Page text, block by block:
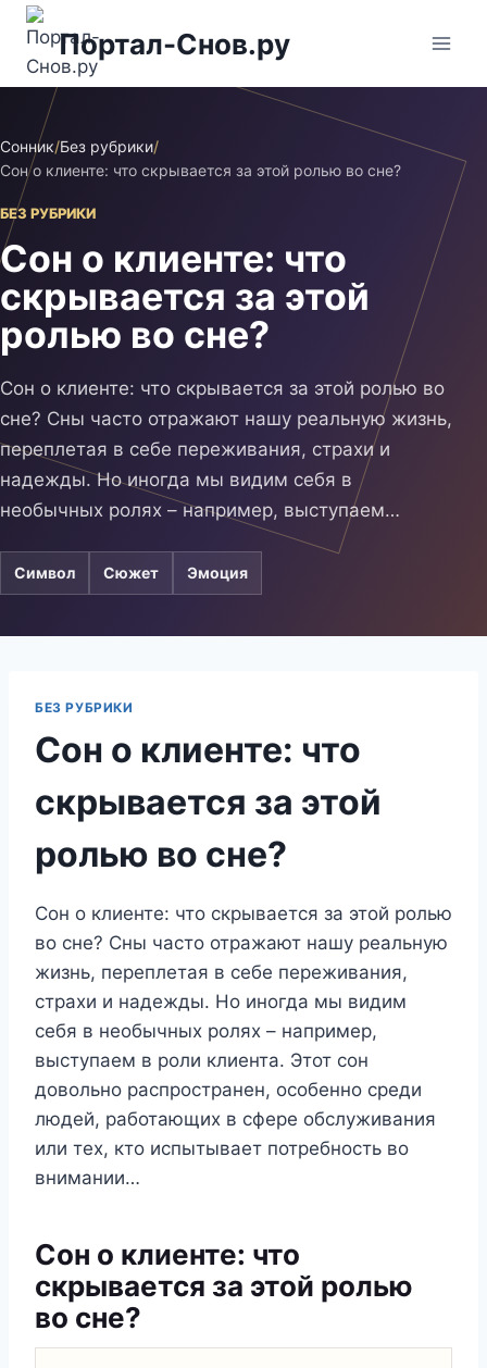
Перейти
содержимому
Портал-Снов.ру
Сонник/Без рубрики/
Сон о клиенте: что скрывается за этой ролью во сне?
БЕЗ РУБРИКИ
Сон о клиенте: что
скрывается за этой
ролью во сне?
Сон о клиенте: что скрывается за этой ролью во
сне? Сны часто отражают нашу реальную жизнь,
переплетая в себе переживания, страхи и
надежды. Но иногда мы видим себя в
необычных ролях – например, выступаем…
Символ Сюжет Эмоция
БЕЗ РУБРИКИ
Сон о клиенте: что
скрывается за этой
ролью во сне?
Сон о клиенте: что скрывается за этой ролью
во сне? Сны часто отражают нашу реальную
жизнь, переплетая в себе переживания,
страхи и надежды. Но иногда мы видим
себя в необычных ролях – например,
выступаем в роли клиента. Этот сон
довольно распространен, особенно среди
людей, работающих в сфере обслуживания
или тех, кто испытывает потребность во
внимании…
Сон о клиенте: что
скрывается за этой ролью
во сне?